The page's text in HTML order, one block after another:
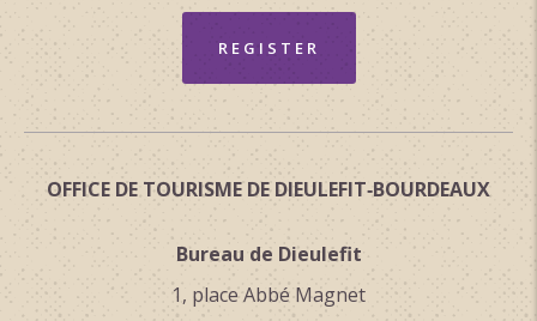
REGISTER
OFFICE DE TOURISME DE DIEULEFIT‑BOURDEAUX
Bureau de Dieulefit
1, place Abbé Magnet